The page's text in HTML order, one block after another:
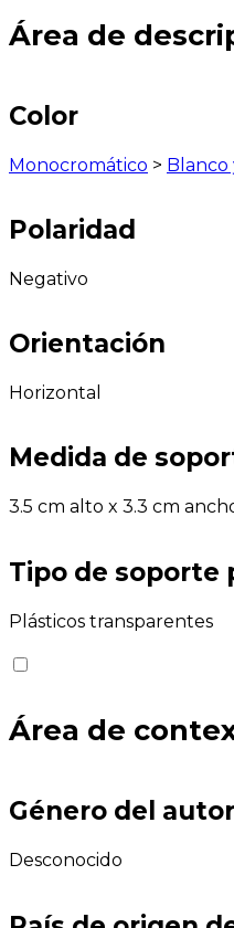
Área de
Color
Monocromático > Blanco
Polaridad
Negativo
Orientación
Horizontal
Medida de
3.5 cm alto x 3.3 cm
Tipo de soporte
Plásticos transparentes
Área de
Género del
Desconocido